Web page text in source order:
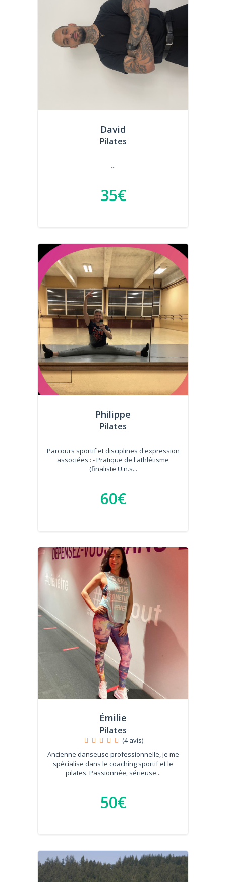
David
Pilates
...
35€
Philippe
Pilates
Parcours sportif et disciplines d'expression
associées : - Pratique de l'athlétisme
(finaliste U.n.s...
60€
Émilie
Pilates
(4 avis)
Ancienne danseuse professionnelle, je me
spécialise dans le coaching sportif et le
pilates. Passionnée, sérieuse...
50€